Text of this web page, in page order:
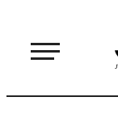
sisältöön